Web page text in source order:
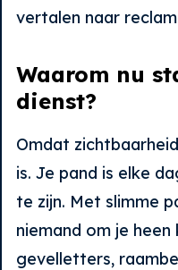
vertalen naar
Waarom nu
dienst?
Omdat
is. Je pand is elke
te zijn. Met slimme
niemand om je
gevelletters,